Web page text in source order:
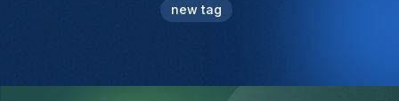
new tag